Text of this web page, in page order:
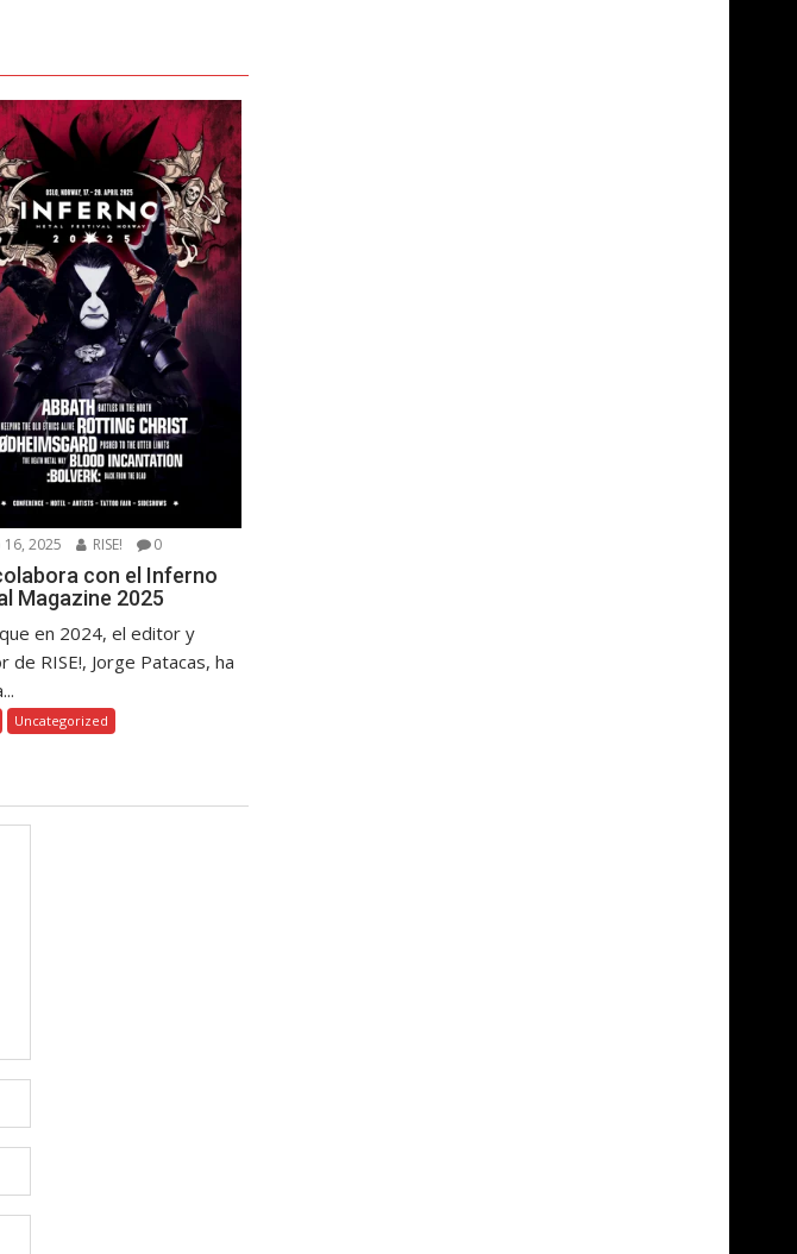
2025 RISE! 0
con el Inferno
Magazine 2025
en 2024, el editor y
de RISE!, Jorge Patacas, ha
Uncategorized